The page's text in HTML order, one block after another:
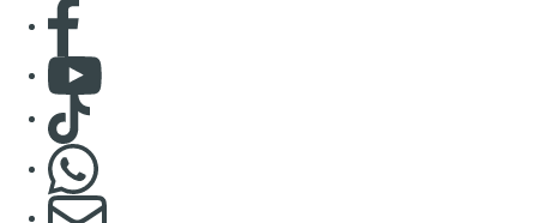
Consulter page Facebook
Consulter Youtube
Consulter TikTok
S'abonner à notre newsletter